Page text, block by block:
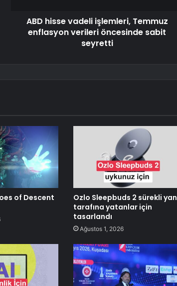
ABD hisse vadeli işlemleri, Temmuz
enflasyon verileri öncesinde sabit
seyretti
of Descent
Ozlo Sleepbuds 2 sürekli yan
tarafına yatanlar için
tasarlandı
Ağustos 1, 2026